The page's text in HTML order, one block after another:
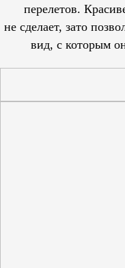
перелетов.
не сделает, зато
вид, с которым